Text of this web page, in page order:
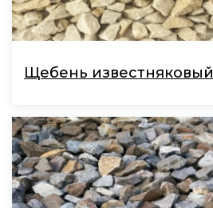
Щебень известняковый